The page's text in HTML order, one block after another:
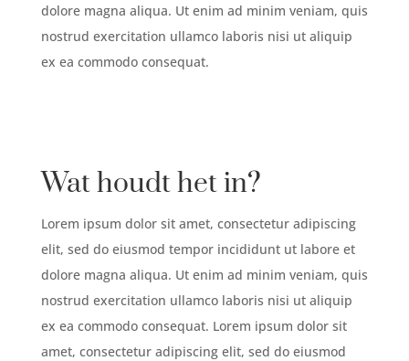
dolore magna aliqua. Ut enim ad minim veniam, quis
nostrud exercitation ullamco laboris nisi ut aliquip
ex ea commodo consequat.
Wat houdt het in?
Lorem ipsum dolor sit amet, consectetur adipiscing
elit, sed do eiusmod tempor incididunt ut labore et
dolore magna aliqua. Ut enim ad minim veniam, quis
nostrud exercitation ullamco laboris nisi ut aliquip
ex ea commodo consequat. Lorem ipsum dolor sit
amet, consectetur adipiscing elit, sed do eiusmod